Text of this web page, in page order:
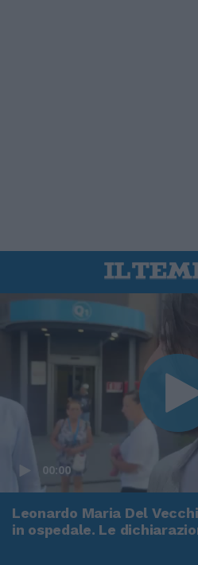
00:00
Leonardo Maria Del
in ospedale. Le